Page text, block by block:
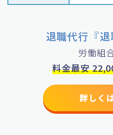
退職代行『退
労働組
料金最安
詳しく